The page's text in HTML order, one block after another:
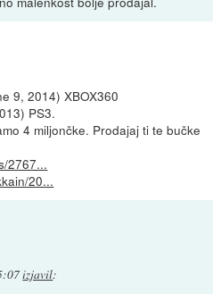
9, 2014) XBOX360
PS3.
4 miljončke. Prodajaj ti te bučke
2767...
20...
izjavil: